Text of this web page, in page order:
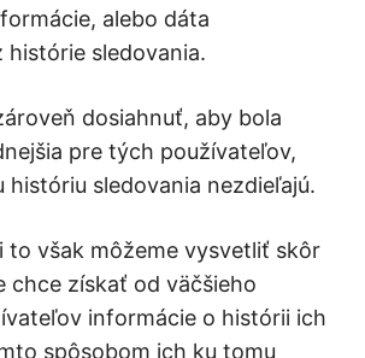
alebo dáta
histórie sledovania.
dosiahnuť, aby bola
pre tých používateľov,
históriu sledovania nezdieľajú.
to však môžeme vysvetliť skôr
chce získať od väčšieho
informácie o histórii ich
spôsobom ich ku tomu